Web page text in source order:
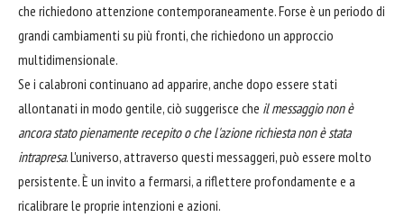
che richiedono attenzione contemporaneamente. Forse è un periodo di
grandi cambiamenti su più fronti, che richiedono un approccio
multidimensionale.
Se i calabroni continuano ad apparire, anche dopo essere stati
allontanati in modo gentile, ciò suggerisce che il messaggio non è
ancora stato pienamente recepito o che l'azione richiesta non è stata
intrapresa. L'universo, attraverso questi messaggeri, può essere molto
persistente. È un invito a fermarsi, a riflettere profondamente e a
ricalibrare le proprie intenzioni e azioni.